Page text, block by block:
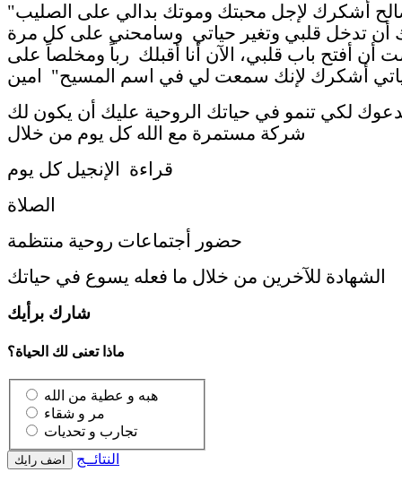
"إلهي الصالح أشكرك لإجل محبتك وموتك بدالي على الصليب
أن تدخل قلبي وتغير حياتي وسامحني على كل مرة
أن أفتح باب قلبي، الآن أنا أقبلك رباً ومخلصاً على
لكي تنمو في حياتك الروحية عليك أن يكون لك
شركة مستمرة مع الله كل يوم من خلال
قراءة الإنجيل كل يوم
الصلاة
حضور أجتماعات روحية منتظمة
الشهادة للآخرين من خلال ما فعله يسوع في حياتك
شارك برأيك
ماذا تعنى لك الحياة؟
النتائــج